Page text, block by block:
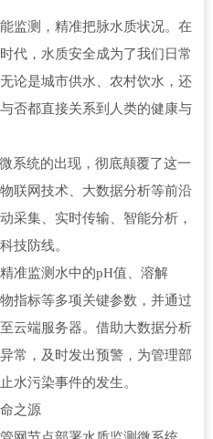
监测，精准把脉水质状况。在
代，水质安全成为了我们日常
论是城市供水、农村饮水，还
否都直接关系到人类的健康与
系统的出现，彻底颠覆了这一
联网技术、大数据分析等前沿
采集、实时传输、智能分析，
技防线。
准监测水中的pH值、溶解
指标等多项关键参数，并通过
云端服务器。借助大数据分析
常，及时发出预警，为管理部
水污染事件的发生。
之源